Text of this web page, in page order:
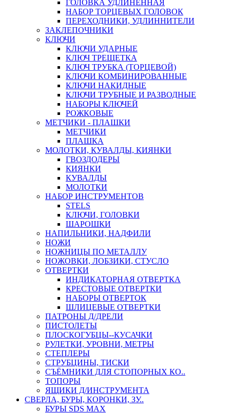
ГОЛОВКА УДЛИНЕННАЯ
НАБОР ТОРЦЕВЫХ ГОЛОВОК
ПЕРЕХОДНИКИ, УДЛИННИТЕЛИ
ЗАКЛЕПОЧНИКИ
КЛЮЧИ
КЛЮЧИ УДАРНЫЕ
КЛЮЧ ТРЕЩЕТКА
КЛЮЧ ТРУБКА (ТОРЦЕВОЙ)
КЛЮЧИ КОМБИНИРОВАННЫЕ
КЛЮЧИ НАКИДНЫЕ
КЛЮЧИ ТРУБНЫЕ И РАЗВОДНЫЕ
НАБОРЫ КЛЮЧЕЙ
РОЖКОВЫЕ
МЕТЧИКИ - ПЛАШКИ
МЕТЧИКИ
ПЛАШКА
МОЛОТКИ, КУВАЛДЫ, КИЯНКИ
ГВОЗДОДЕРЫ
КИЯНКИ
КУВАЛДЫ
МОЛОТКИ
НАБОР ИНСТРУМЕНТОВ
STELS
КЛЮЧИ, ГОЛОВКИ
ШАРОШКИ
НАПИЛЬНИКИ, НАДФИЛИ
НОЖИ
НОЖНИЦЫ ПО МЕТАЛЛУ
НОЖОВКИ, ЛОБЗИКИ, СТУСЛО
ОТВЕРТКИ
ИНДИКАТОРНАЯ ОТВЕРТКА
КРЕСТОВЫЕ ОТВЕРТКИ
НАБОРЫ ОТВЕРТОК
ШЛИЦЕВЫЕ ОТВЕРТКИ
ПАТРОНЫ Д/ДРЕЛИ
ПИСТОЛЕТЫ
ПЛОСКОГУБЦЫ--КУСАЧКИ
РУЛЕТКИ, УРОВНИ, МЕТРЫ
СТЕПЛЕРЫ
СТРУБЦИНЫ, ТИСКИ
СЪЁМНИКИ ДЛЯ СТОПОРНЫХ КО..
ТОПОРЫ
ЯЩИКИ Д/ИНСТРУМЕНТА
СВЕРЛА, БУРЫ, КОРОНКИ, ЗУ..
БУРЫ SDS MAX